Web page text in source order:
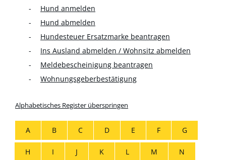
Hund anmelden
Hund abmelden
Hundesteuer Ersatzmarke beantragen
Ins Ausland abmelden / Wohnsitz abmelden
Meldebescheinigung beantragen
Wohnungsgeberbestätigung
Alphabetisches Register überspringen
A B C D E F G
H I J K L M N